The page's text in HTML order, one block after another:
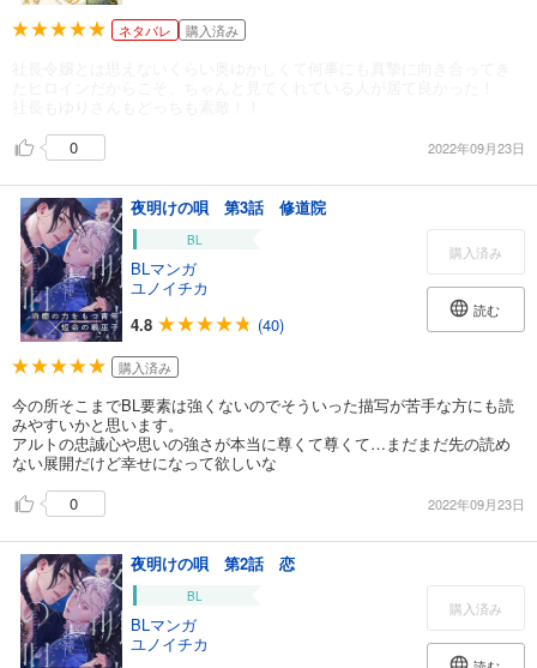
ネタバレ 購入済み
0
2022年09月23日
夜明けの唄 第3話 修道院
BL
BLマンガ
ユノイチカ
4.8
(40)
購入済み
読む
購入済み
今の所そこまでBL要素は強くないのでそういった描写が苦手な方にも読
みやすいかと思います。
アルトの忠誠心や思いの強さが本当に尊くて尊くて…まだまだ先の読め
ない展開だけど幸せになって欲しいな
0
2022年09月23日
夜明けの唄 第2話 恋
BL
BLマンガ
ユノイチカ
購入済み